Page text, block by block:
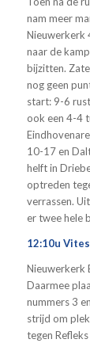
nam meer
Nieuwerkerk
naar de
bijzitten.
nog geen
start: 9-6
ook een 4-4
10-17 en
helft in
optreden
verrassen.
er twee hele
12:10u
Nieuwerkerk
Daarmee
nummers 3
strijd om
tegen